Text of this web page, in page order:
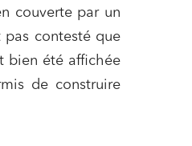
couverte par un
pas contesté que
bien été affichée
de construire